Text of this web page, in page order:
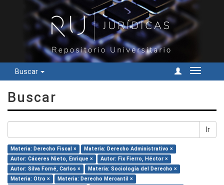
Buscar
Cambiar
Buscar
Ir
Materia: Derecho Fiscal ×
Materia: Derecho Administrativo ×
Autor: Cáceres Nieto, Enrique ×
Autor: Fix Fierro, Héctor ×
Autor: Silva Forné, Carlos ×
Materia: Sociología del Derecho ×
Materia: Otro ×
Materia: Derecho Mercantil ×